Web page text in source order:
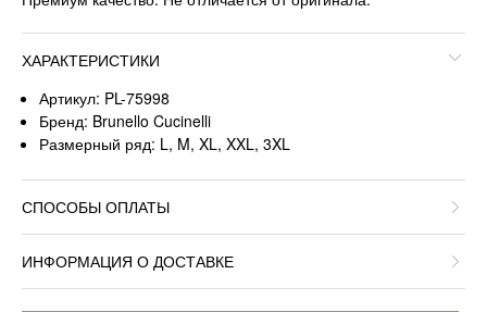
ХАРАКТЕРИСТИКИ
Артикул: PL-75998
Бренд: Brunello Cucinelli
Размерный ряд: L, M, XL, XXL, 3XL
СПОСОБЫ ОПЛАТЫ
ИНФОРМАЦИЯ О ДОСТАВКЕ